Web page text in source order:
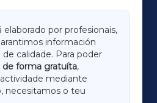
por profesionais,
información
calidade. Para poder
de forma gratuíta,
mediante
necesitamos o teu
LUGOXA